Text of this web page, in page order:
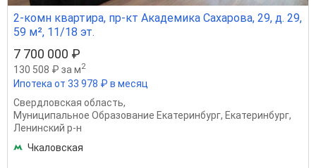
2-комн квартира, пр-кт Академика Сахарова, 29, д. 29,
59 м², 11/18 эт.
7 700 000 ₽
130 508 ₽ за м2
Ипотека от 33 978 ₽ в месяц
Свердловская область,
Муниципальное Образование Екатеринбург, Екатеринбург,
Ленинский р-н
Чкаловская